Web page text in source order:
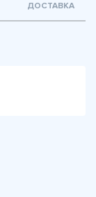
ДОСТАВКА